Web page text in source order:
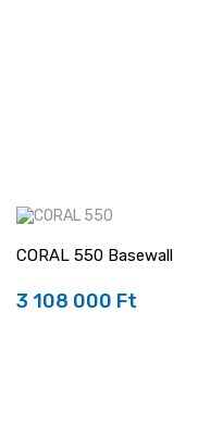
CORAL 550 Basewall
Ár
3 108 000 Ft